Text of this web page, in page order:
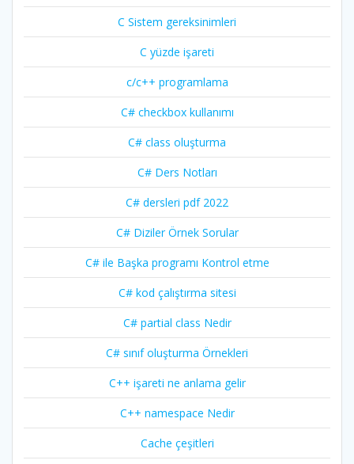
C Sistem gereksinimleri
C yüzde işareti
c/c++ programlama
C# checkbox kullanımı
C# class oluşturma
C# Ders Notları
C# dersleri pdf 2022
C# Diziler Örnek Sorular
C# ile Başka programı Kontrol etme
C# kod çalıştırma sitesi
C# partial class Nedir
C# sınıf oluşturma Örnekleri
C++ işareti ne anlama gelir
C++ namespace Nedir
Cache çeşitleri